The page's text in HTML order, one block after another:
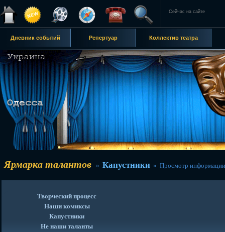
Сейчас на сайте
Дневник событий Репертуар Коллектив театра
Ярмарка талантов » Капустники » Просмотр
Творческий процесс
Наши комиксы
Капустники
Не наши таланты